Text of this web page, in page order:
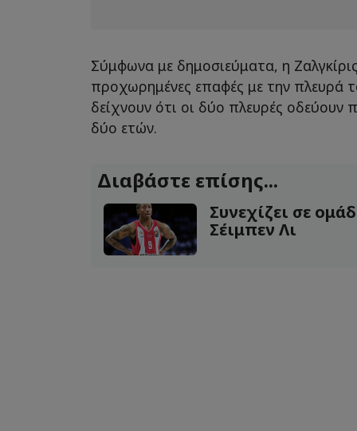
Σύμφωνα με δημοσιεύματα, η
προχωρημένες επαφές με την πλευρά
δείχνουν ότι οι δύο πλευρές οδεύουν
δύο ετών.
Διαβάστε επίσης...
Συνεχίζει σε
Σέιμπεν Λι